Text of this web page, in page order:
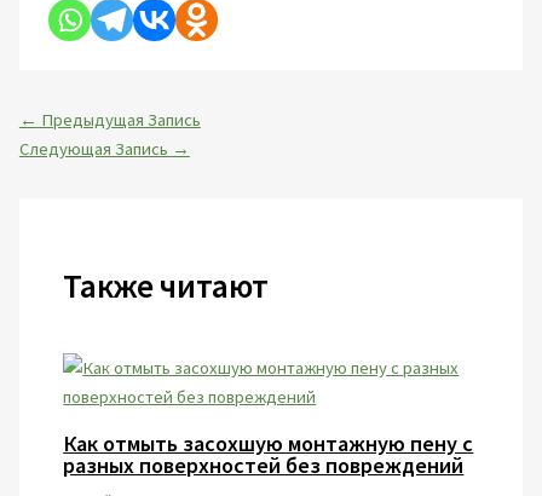
← Предыдущая Запись
Следующая Запись →
Также читают
Как отмыть засохшую монтажную пену с
разных поверхностей без повреждений